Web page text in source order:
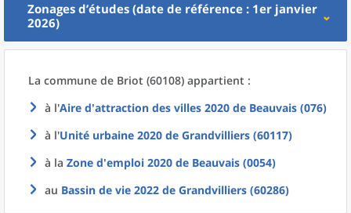
Zonages d’études (date de référence : 1er janvier
2026)
La commune de Briot (60108) appartient :
à l'Aire d'attraction des villes 2020 de Beauvais (076)
à l'Unité urbaine 2020 de Grandvilliers (60117)
à la Zone d'emploi 2020 de Beauvais (0054)
au Bassin de vie 2022 de Grandvilliers (60286)